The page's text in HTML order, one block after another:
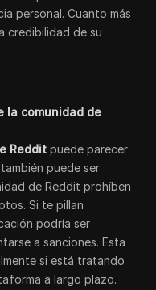
personal. Cuanto más
credibilidad de su
la comunidad de
Reddit puede parecer
puede ser
de Reddit prohíben
Si te pillan
podría ser
a sanciones. Esta
si está tratando
a largo plazo.